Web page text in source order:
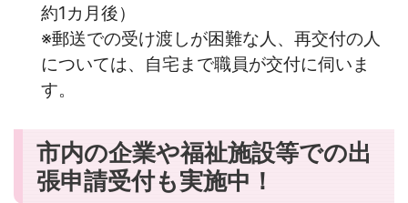
約1カ月後）
※郵送での受け渡しが困難な人、再交付の人
については、自宅まで職員が交付に伺いま
す。
市内の企業や福祉施設等での出
張申請受付も実施中！